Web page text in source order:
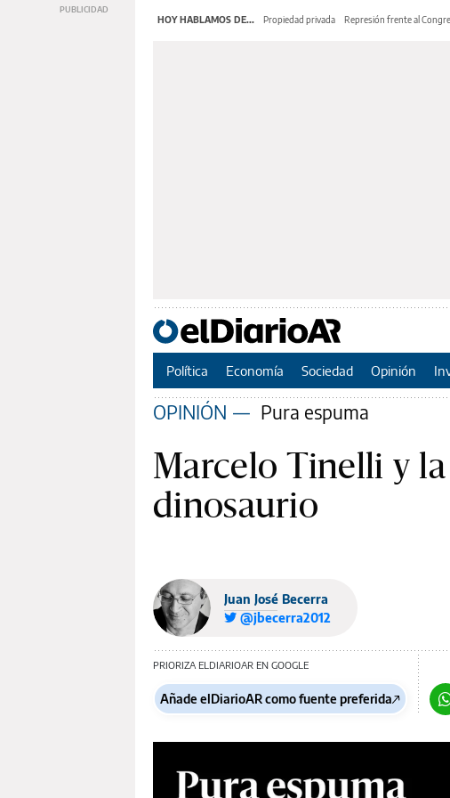
HOY HABLAMOS DE... Propiedad privada Represión frente al
Política Economía Sociedad Opinión
OPINIÓN — Pura espuma
Marcelo Tinelli y
dinosaurio
Juan José Becerra
@jbecerra2012
PRIORIZA ELDIARIOAR EN GOOGLE
Añade elDiarioAR como fuente preferida